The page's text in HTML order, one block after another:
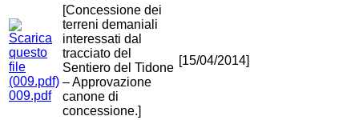
009.pdf
[Concessione dei
terreni demaniali
interessati dal
tracciato del
Sentiero del Tidone
– Approvazione
canone di
concessione.]
[15/04/2014]